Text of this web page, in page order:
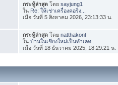
กระทู้ล่าสุด โดยsayjung1
ใน Re: ให้เช่าเครื่องคอริ่ง...
เมื่อ วันที่ 5 สิงหาคม 2026, 23:13:33 น.
กระทู้ล่าสุด โดยnatthakont
ในบ้านในเชียงใหม่เป็นทำเลท...
เมื่อ วันที่ 18 ธันวาคม 2025, 18:29:21 น.